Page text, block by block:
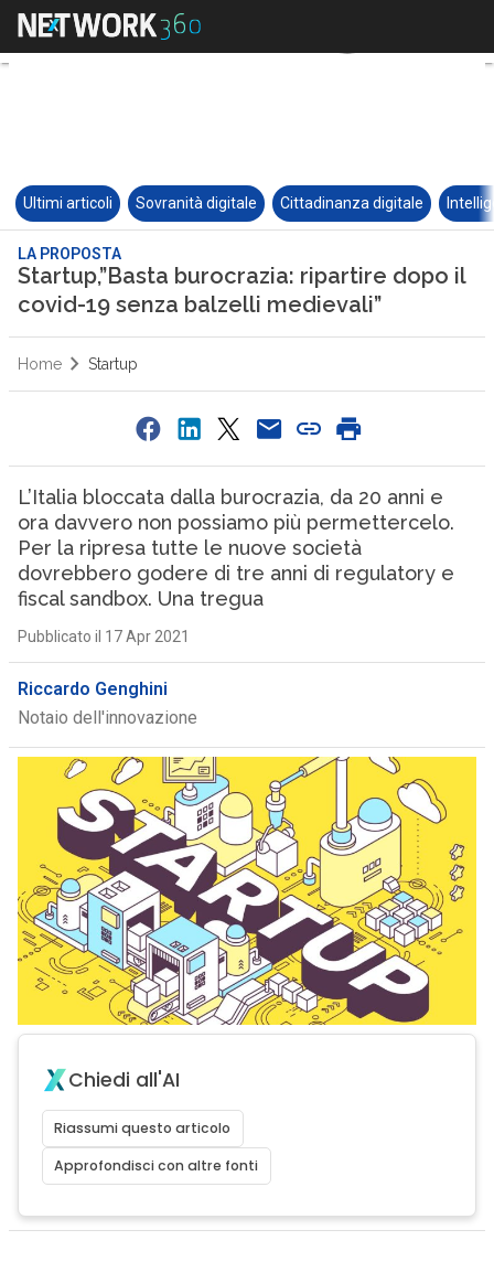
Ultimi articoli Sovranità digitale Cittadinanza digitale
LA PROPOSTA
Startup,”Basta burocrazia: ripartire dopo il
covid-19 senza balzelli medievali”
Home Startup
L’Italia bloccata dalla burocrazia, da 20 anni e
ora davvero non possiamo più permettercelo.
Per la ripresa tutte le nuove società
dovrebbero godere di tre anni di regulatory e
fiscal sandbox. Una tregua
Pubblicato il 17 Apr 2021
Riccardo Genghini
Notaio dell'innovazione
Chiedi all'AI
Riassumi questo articolo
Approfondisci con altre fonti